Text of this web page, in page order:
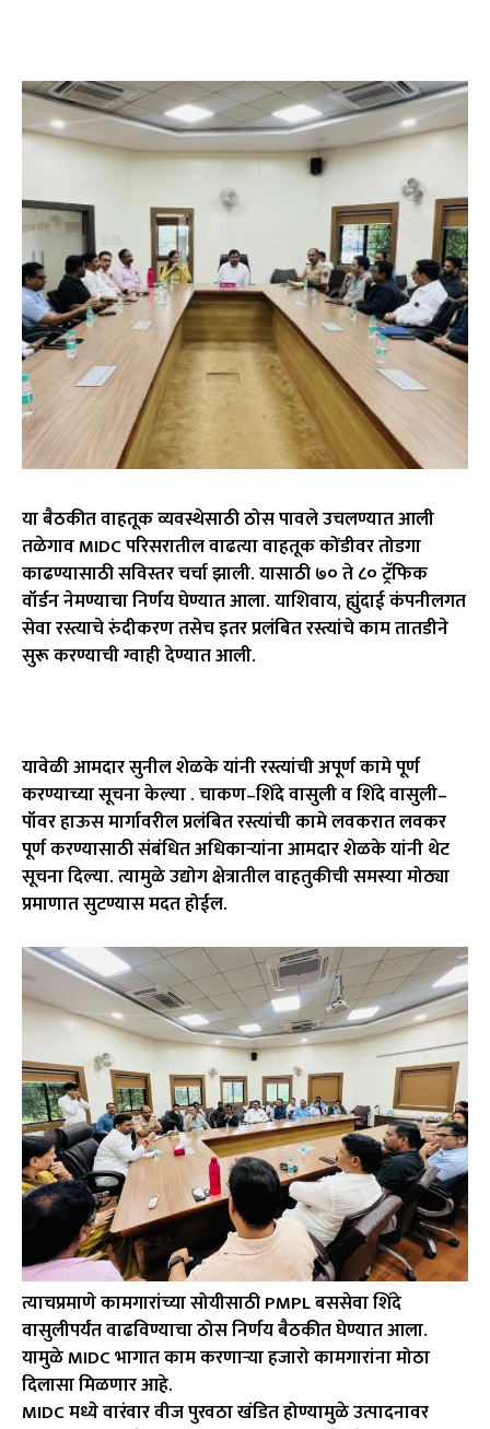
या बैठकीत वाहतूक व्यवस्थेसाठी ठोस पावले उचलण्यात आली
तळेगाव MIDC परिसरातील वाढत्या वाहतूक कोंडीवर तोडगा
काढण्यासाठी सविस्तर चर्चा झाली. यासाठी ७० ते ८० ट्रॅफिक
वॉर्डन नेमण्याचा निर्णय घेण्यात आला. याशिवाय, ह्युंदाई कंपनीलगत
सेवा रस्त्याचे रुंदीकरण तसेच इतर प्रलंबित रस्त्यांचे काम तातडीने
सुरू करण्याची ग्वाही देण्यात आली.
यावेळी आमदार सुनील शेळके यांनी रस्त्यांची अपूर्ण कामे पूर्ण
करण्याच्या सूचना केल्या . चाकण–शिंदे वासुली व शिंदे वासुली–
पॉवर हाऊस मार्गावरील प्रलंबित रस्त्यांची कामे लवकरात लवकर
पूर्ण करण्यासाठी संबंधित अधिकाऱ्यांना आमदार शेळके यांनी थेट
सूचना दिल्या. त्यामुळे उद्योग क्षेत्रातील वाहतुकीची समस्या मोठ्या
प्रमाणात सुटण्यास मदत होईल.
त्याचप्रमाणे कामगारांच्या सोयीसाठी PMPL बससेवा शिंदे
वासुलीपर्यंत वाढविण्याचा ठोस निर्णय बैठकीत घेण्यात आला.
यामुळे MIDC भागात काम करणाऱ्या हजारो कामगारांना मोठा
दिलासा मिळणार आहे.
MIDC मध्ये वारंवार वीज पुरवठा खंडित होण्यामुळे उत्पादनावर